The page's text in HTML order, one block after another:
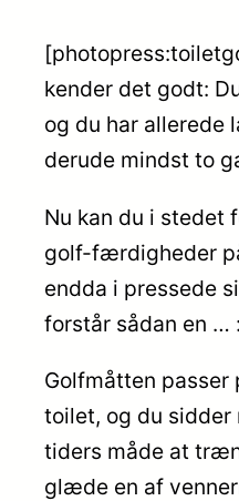
kender det godt:
og du har allerede
derude mindst to
Nu kan du i
golf-færdigheder
endda i pressede
forstår sådan en …
Golfmåtten
toilet, og du
tiders måde at
glæde en af